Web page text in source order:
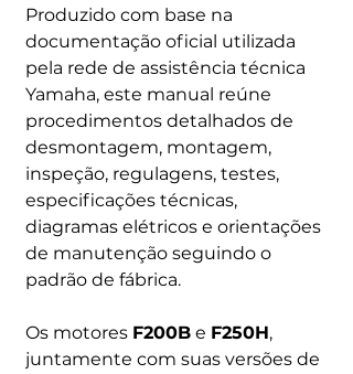
Produzido com base na
documentação oficial utilizada
pela rede de assistência técnica
Yamaha, este manual reúne
procedimentos detalhados de
desmontagem, montagem,
inspeção, regulagens, testes,
especificações técnicas,
diagramas elétricos e orientações
de manutenção seguindo o
padrão de fábrica.
Os motores F200B e F250H,
juntamente com suas versões de